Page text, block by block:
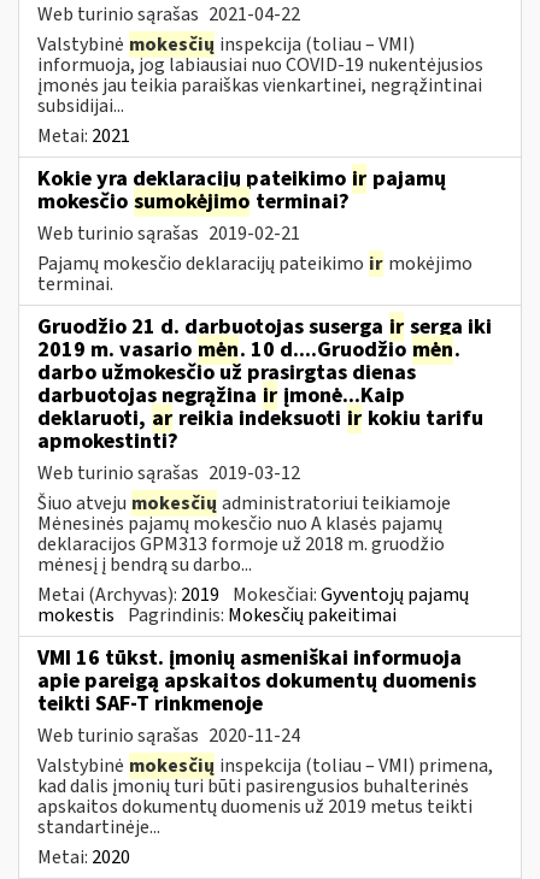
Web turinio sąrašas 2021-04-22
Valstybinė mokesčių inspekcija (toliau – VMI)
informuoja, jog labiausiai nuo COVID-19 nukentėjusios
įmonės jau teikia paraiškas vienkartinei, negrąžintinai
subsidijai...
Metai: 2021
Kokie yra deklaracijų pateikimo ir pajamų
mokesčio sumokėjimo terminai?
Web turinio sąrašas 2019-02-21
Pajamų mokesčio deklaracijų pateikimo ir mokėjimo
terminai.
Gruodžio 21 d. darbuotojas suserga ir serga iki
2019 m. vasario mėn. 10 d....Gruodžio mėn.
darbo užmokesčio už prasirgtas dienas
darbuotojas negrąžina ir įmonė...Kaip
deklaruoti, ar reikia indeksuoti ir kokiu tarifu
apmokestinti?
Web turinio sąrašas 2019-03-12
Šiuo atveju mokesčių administratoriui teikiamoje
Mėnesinės pajamų mokesčio nuo A klasės pajamų
deklaracijos GPM313 formoje už 2018 m. gruodžio
mėnesį į bendrą su darbo...
Metai (Archyvas): 2019 Mokesčiai:Gyventojų pajamų
mokestis Pagrindinis: Mokesčių pakeitimai
VMI 16 tūkst. įmonių asmeniškai informuoja
apie pareigą apskaitos dokumentų duomenis
teikti SAF-T rinkmenoje
Web turinio sąrašas 2020-11-24
Valstybinė mokesčių inspekcija (toliau – VMI) primena,
kad dalis įmonių turi būti pasirengusios buhalterinės
apskaitos dokumentų duomenis už 2019 metus teikti
standartinėje...
Metai: 2020